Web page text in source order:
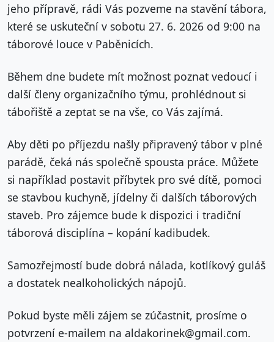
jeho přípravě, rádi Vás pozveme na stavění tábora,
které se uskuteční v sobotu 27. 6. 2026 od 9:00 na
táborové louce v Paběnicích.
Během dne budete mít možnost poznat vedoucí i
další členy organizačního týmu, prohlédnout si
tábořiště a zeptat se na vše, co Vás zajímá.
Aby děti po příjezdu našly připravený tábor v plné
parádě, čeká nás společně spousta práce. Můžete
si například postavit příbytek pro své dítě, pomoci
se stavbou kuchyně, jídelny či dalších táborových
staveb. Pro zájemce bude k dispozici i tradiční
táborová disciplína – kopání kadibudek.
Samozřejmostí bude dobrá nálada, kotlíkový guláš
a dostatek nealkoholických nápojů.
Pokud byste měli zájem se zúčastnit, prosíme o
potvrzení e-mailem na aldakorinek@gmail.com.